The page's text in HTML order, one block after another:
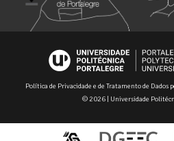
Política de Privacidade e de Tratamento de Dados
© 2026 | Universidade